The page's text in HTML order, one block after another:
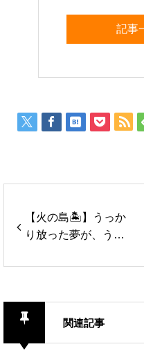
記事
【火の島🏝】うっか
り放った夢が、うっ
い始める
関連記事